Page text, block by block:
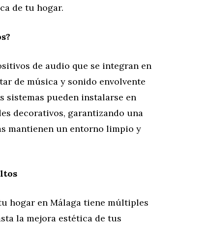
de tu hogar.
de audio que se integran en
de música y sonido envolvente
sistemas pueden instalarse en
decorativos, garantizando una
mantienen un entorno limpio y
hogar en Málaga tiene múltiples
la mejora estética de tus